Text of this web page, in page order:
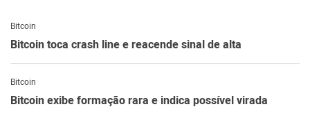
Bitcoin
Bitcoin toca crash line e reacende sinal de alta
Bitcoin
Bitcoin exibe formação rara e indica possível virada